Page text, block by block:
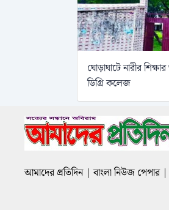
ঘোড়াঘাটে নারীর
ডিগ্রি কলেজ
আমাদের প্রতিদিন | বাংলা নিউজ পেপার